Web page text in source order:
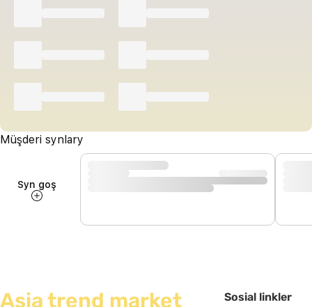
Müşderi synlary
Syn goş
Asia trend market Sosial linkler